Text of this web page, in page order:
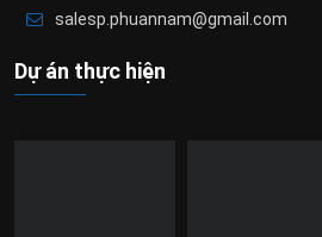
salesp.phuannam@gmail.com
Dự án thực hiện